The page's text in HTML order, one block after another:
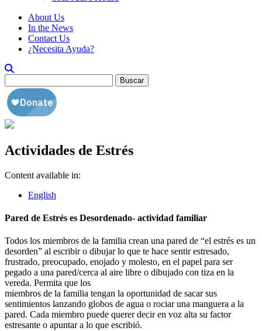
About Us
In the News
Contact Us
¿Necesita Ayuda?
Actividades de Estrés
Content available in:
English
Pared de Estrés es Desordenado- actividad familiar
Todos los miembros de la familia crean una pared de “el estrés es un
desorden” al escribir o dibujar lo que te hace sentir estresado,
frustrado, preocupado, enojado y molesto, en el papel para ser
pegado a una pared/cerca al aire libre o dibujado con tiza en la
vereda. Permita que los
miembros de la familia tengan la oportunidad de sacar sus
sentimientos lanzando globos de agua o rociar una manguera a la
pared. Cada miembro puede querer decir en voz alta su factor
estresante o apuntar a lo que escribió.